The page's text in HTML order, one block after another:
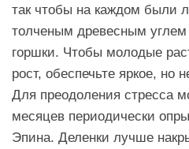
так чтобы на каждом были
толченым древесным
горшки. Чтобы молодые
рост, обеспечьте яркое, но
Для преодоления стресса
месяцев периодически
Эпина. Деленки лучше